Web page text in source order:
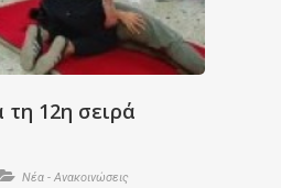
τη 12η σειρά
Νέα - Ανακοινώσεις